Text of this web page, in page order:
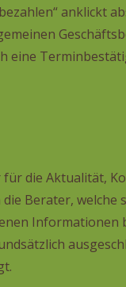
anklickt
eine
die Aktualität,
Berater, welche